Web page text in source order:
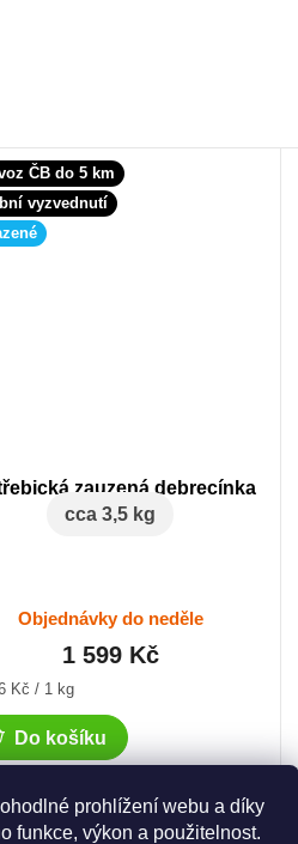
prohlížení webu a díky
funkce, výkon a použitelnost.
ČB do 5 km
vyzvednutí
zauzená debrecínka
cca 3,5 kg
Objednávky do neděle
1 599 Kč
Kč / 1 kg
Do košíku